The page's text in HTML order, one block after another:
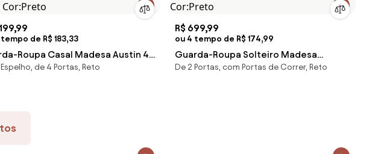
tempo de R$ 183,33
Roupa Casal Madesa Austin 4
de Correr de Espelho 3 Gavetas
de 4 Portas, Reto
R$ 699,99
ou 4 tempo de R$ 174,99
Guarda-Roupa Solteiro Madesa
Denver 2 Portas de Correr Preto
De 2 Portas, com Portas de Correr, Reto